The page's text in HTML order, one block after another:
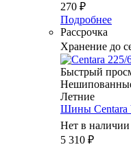
270 ₽
Подробнее
Рассрочка
Хранение до
Быстрый
Летние
Шины Centara
Нет в наличии
5 310 ₽